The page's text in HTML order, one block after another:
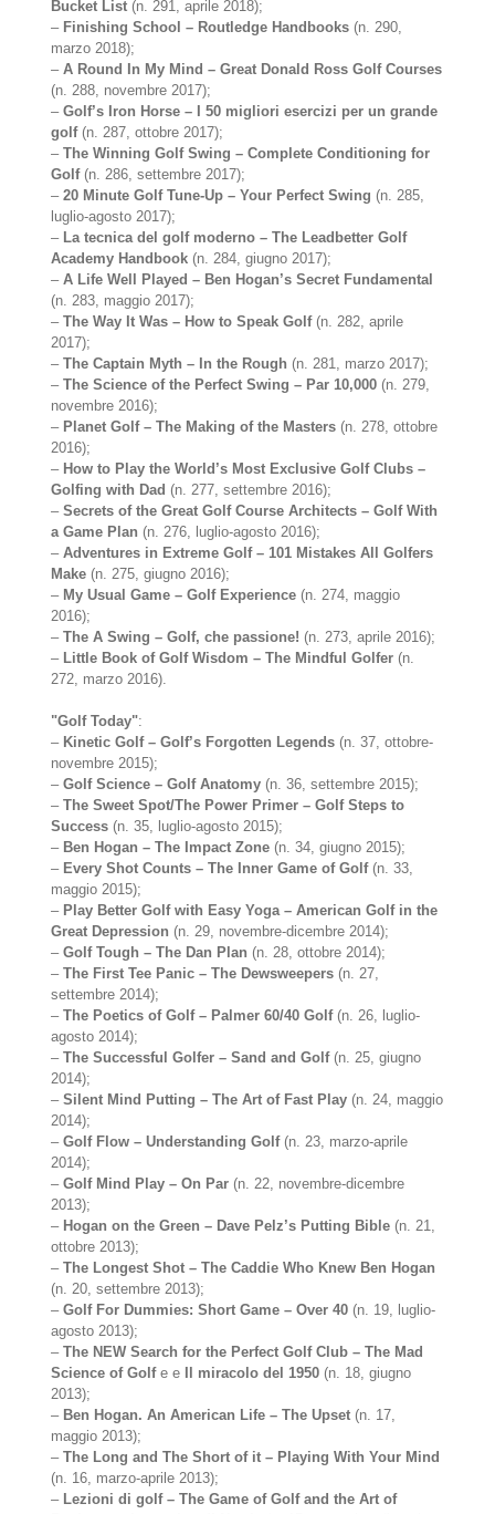
Bucket List (n. 291, aprile 2018);
– Finishing School – Routledge Handbooks (n. 290,
marzo 2018);
–A Round In My Mind – Great Donald Ross Golf Courses
(n. 288, novembre 2017);
–Golf’s Iron Horse – I 50 migliori esercizi per un grande
golf(n. 287, ottobre 2017);
–The Winning Golf Swing – Complete Conditioning for
Golf(n. 286, settembre 2017);
–20 Minute Golf Tune-Up – Your Perfect Swing (n. 285,
luglio-agosto 2017);
– La tecnica del golf moderno – The Leadbetter Golf
Academy Handbook (n. 284, giugno 2017);
–A Life Well Played – Ben Hogan’s Secret Fundamental
(n. 283, maggio 2017);
–The Way It Was – How to Speak Golf(n. 282, aprile
2017);
–The Captain Myth – In the Rough (n. 281, marzo 2017);
–The Science of the Perfect Swing – Par 10,000 (n. 279,
novembre 2016);
– Planet Golf – The Making of the Masters (n. 278, ottobre
2016);
– How to Play the World’s Most Exclusive Golf Clubs –
Golfing with Dad (n. 277, settembre 2016);
–Secrets of the Great Golf Course Architects – Golf With
a Game Plan (n. 276, luglio-agosto 2016);
–Adventures in Extreme Golf – 101 Mistakes All Golfers
Make (n. 275, giugno 2016);
– My Usual Game – Golf Experience (n. 274, maggio
2016);
–The A Swing – Golf, che passione! (n. 273, aprile 2016);
– Little Book of Golf Wisdom – The Mindful Golfer (n.
272, marzo 2016).
"Golf Today":
– Kinetic Golf – Golf’s Forgotten Legends (n. 37, ottobre-
novembre 2015);
–Golf Science – Golf Anatomy (n. 36, settembre 2015);
–The Sweet Spot/The Power Primer – Golf Steps to
Success (n. 35, luglio-agosto 2015);
– Ben Hogan – The Impact Zone (n. 34, giugno 2015);
– Every Shot Counts – The Inner Game of Golf(n. 33,
maggio 2015);
– Play Better Golf with Easy Yoga – American Golf in the
Great Depression (n. 29, novembre-dicembre 2014);
–Golf Tough – The Dan Plan (n. 28, ottobre 2014);
–The First Tee Panic – The Dewsweepers (n. 27,
settembre 2014);
–The Poetics of Golf – Palmer 60/40 Golf(n. 26, luglio-
agosto 2014);
–The Successful Golfer – Sand and Golf(n. 25, giugno
2014);
–Silent Mind Putting – The Art of Fast Play (n. 24, maggio
2014);
–Golf Flow – Understanding Golf(n. 23, marzo-aprile
2014);
–Golf Mind Play – On Par (n. 22, novembre-dicembre
2013);
– Hogan on the Green – Dave Pelz’s Putting Bible (n. 21,
ottobre 2013);
–The Longest Shot – The Caddie Who Knew Ben Hogan
(n. 20, settembre 2013);
–Golf For Dummies: Short Game – Over 40 (n. 19, luglio-
agosto 2013);
–The NEW Search for the Perfect Golf Club – The Mad
Science of Golfe e Il miracolo del 1950 (n. 18, giugno
2013);
– Ben Hogan. An American Life – The Upset (n. 17,
maggio 2013);
–The Long and The Short of it – Playing With Your Mind
(n. 16, marzo-aprile 2013);
– Lezioni di golf – The Game of Golf and the Art of